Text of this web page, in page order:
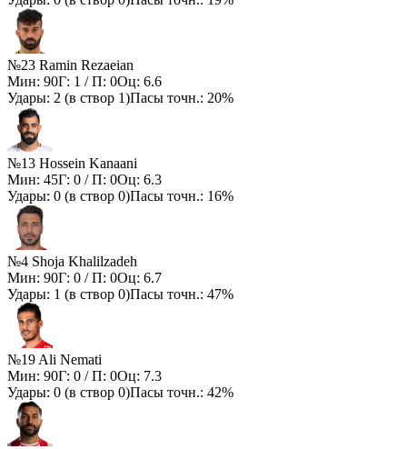
№23 Ramin Rezaeian
Мин: 90Г: 1 / П: 0Оц: 6.6
Удары: 2 (в створ 1)Пасы точн.: 20%
№13 Hossein Kanaani
Мин: 45Г: 0 / П: 0Оц: 6.3
Удары: 0 (в створ 0)Пасы точн.: 16%
№4 Shoja Khalilzadeh
Мин: 90Г: 0 / П: 0Оц: 6.7
Удары: 1 (в створ 0)Пасы точн.: 47%
№19 Ali Nemati
Мин: 90Г: 0 / П: 0Оц: 7.3
Удары: 0 (в створ 0)Пасы точн.: 42%